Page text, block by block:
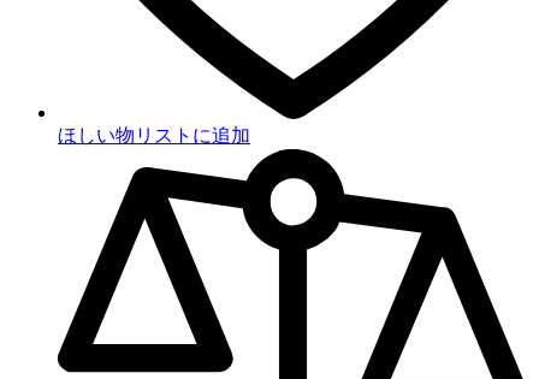
ほしい物リストに追加